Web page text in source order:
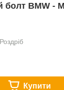
болт BMW -
Роздріб
Купити